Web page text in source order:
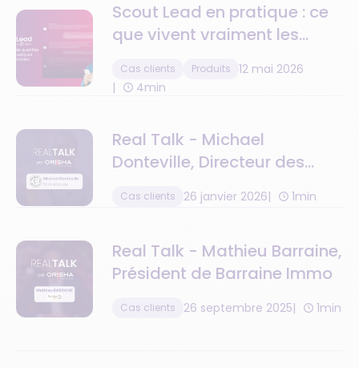
Scout Lead en pratique : ce
que vivent vraiment les
un seul lead.
Cas clients Produits
12 mai 2026
4min
Real Talk - Michael
Donteville, Directeur des
Attitude
Cas clients 26 janvier 2026 1min
Real Talk - Mathieu Barraine,
Président de Barraine Immo
Cas clients 26 septembre 2025 1min